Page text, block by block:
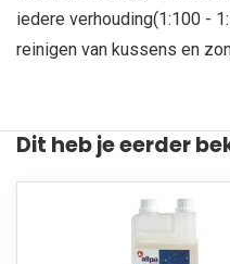
iedere verhouding(1:100 -
reinigen van kussens en
Dit heb je eerder